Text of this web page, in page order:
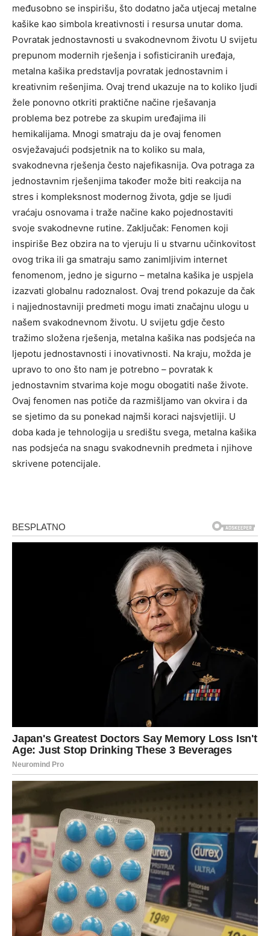
međusobno se inspirišu, što dodatno jača utjecaj metalne
kašike kao simbola kreativnosti i resursa unutar doma.
Povratak jednostavnosti u svakodnevnom životu U svijetu
prepunom modernih rješenja i sofisticiranih uređaja,
metalna kašika predstavlja povratak jednostavnim i
kreativnim rešenjima. Ovaj trend ukazuje na to koliko ljudi
žele ponovno otkriti praktične načine rješavanja
problema bez potrebe za skupim uređajima ili
hemikalijama. Mnogi smatraju da je ovaj fenomen
osvježavajući podsjetnik na to koliko su mala,
svakodnevna rješenja često najefikasnija. Ova potraga za
jednostavnim rješenjima također može biti reakcija na
stres i kompleksnost modernog života, gdje se ljudi
vraćaju osnovama i traže načine kako pojednostaviti
svoje svakodnevne rutine. Zaključak: Fenomen koji
inspiriše Bez obzira na to vjeruju li u stvarnu učinkovitost
ovog trika ili ga smatraju samo zanimljivim internet
fenomenom, jedno je sigurno – metalna kašika je uspjela
izazvati globalnu radoznalost. Ovaj trend pokazuje da čak
i najjednostavniji predmeti mogu imati značajnu ulogu u
našem svakodnevnom životu. U svijetu gdje često
tražimo složena rješenja, metalna kašika nas podsjeća na
ljepotu jednostavnosti i inovativnosti. Na kraju, možda je
upravo to ono što nam je potrebno – povratak k
jednostavnim stvarima koje mogu obogatiti naše živote.
Ovaj fenomen nas potiče da razmišljamo van okvira i da
se sjetimo da su ponekad najmši koraci najsvjetliji. U
doba kada je tehnologija u središtu svega, metalna kašika
nas podsjeća na snagu svakodnevnih predmeta i njihove
skrivene potencijale.